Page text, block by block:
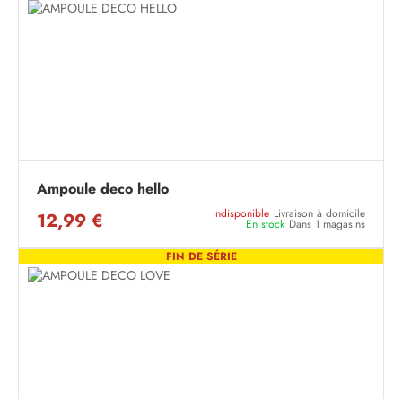
Ampoule deco hello
12,99 € Indisponible Livraison à domicile
En stock Dans 1 magasins
FIN DE SÉRIE